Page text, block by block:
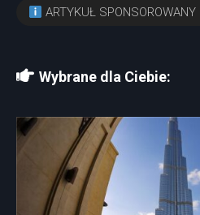
ARTYKUŁ SPONSOROWANY
Wybrane dla Ciebie: